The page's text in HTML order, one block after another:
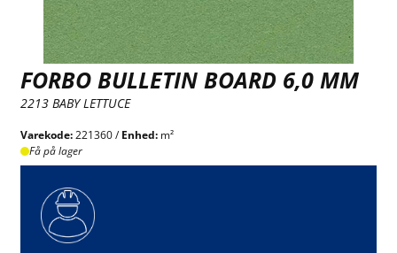
FORBO BULLETIN BOARD 6,0 MM
2213 BABY LETTUCE
Varekode:221360 /Enhed: m²
Få på lager